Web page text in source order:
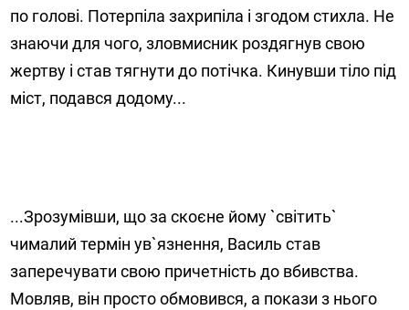
по голові. Потерпіла захрипіла і згодом стихла. Не
знаючи для чого, зловмисник роздягнув свою
жертву і став тягнути до потічка. Кинувши тіло під
міст, подався додому...
...Зрозумівши, що за скоєне йому `світить`
чималий термін ув`язнення, Василь став
заперечувати свою причетність до вбивства.
Мовляв, він просто обмовився, а покази з нього